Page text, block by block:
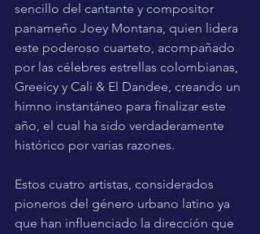
sencillo del cantante y compositor
panameño Joey Montana, quien lidera
este poderoso cuarteto, acompañado
por las célebres estrellas colombianas,
Greeicy y Cali & El Dandee, creando un
himno instantáneo para finalizar este
año, el cual ha sido verdaderamente
histórico por varias razones.
Estos cuatro artistas, considerados
pioneros del género urbano latino ya
que han influenciado la dirección que